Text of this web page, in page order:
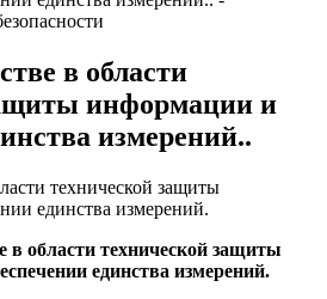
в области
информации и
измерений..
технической защиты
единства измерений.
в области технической защиты
единства измерений.